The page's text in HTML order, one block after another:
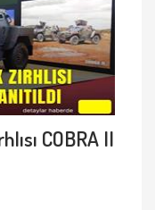
COBRA II